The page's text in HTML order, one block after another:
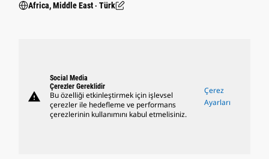
Africa, Middle East ‧ Türk
warning
Social Media
Çerezler Gereklidir
Bu özelliği etkinleştirmek için işlevsel
çerezler ile hedefleme ve performans
çerezlerinin kullanımını kabul etmelisiniz.
Çerez
Ayarları